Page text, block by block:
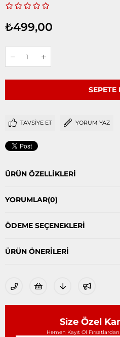
₺499,00
TAVSIYE ET YORUM YAZ
ÜRÜN ÖZELLIKLERI
YORUMLAR(0)
ÖDEME SEÇENEKLERI
ÜRÜN ÖNERILERI
Size Özel
Hemen Kayıt Ol